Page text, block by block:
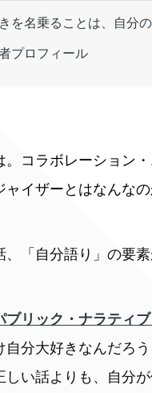
を名乗ることは、自分
プロフィール
。コラボレーション
ャイザーとはなんな
、「自分語り」の要
ブリック・ナラティ
自分大好きなんだろ
しい話よりも、自分